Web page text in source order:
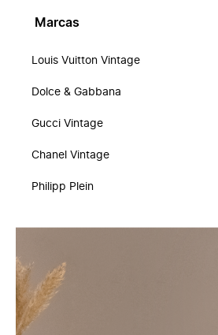
Marcas
Louis Vuitton Vintage
Dolce & Gabbana
Gucci Vintage
Chanel Vintage
Philipp Plein